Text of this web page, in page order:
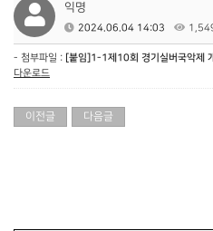
익명
2024.06.04 14:03
- 첨부파일 : [붙임]1-1제10회 경기실버국악제
다운로드
이전글 다음글